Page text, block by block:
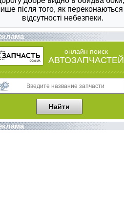
онлайн поиск
АВТОЗАПЧАСТЕЙ